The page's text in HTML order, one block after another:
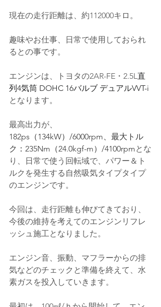
現在の走行距離は、約112000キロ。
趣味やお仕事、日常で使用しておられ
るとの事です。
エンジンは、トヨタの2AR-FE・2.5L直
列4気筒 DOHC 16バルブ デュアルVVT-i
となります。
最高出力が、
182ps（134kW）/6000rpm、最大トル
ク：235Nm（24.0kgf-m）/4100rpmとな
り、日常で使う回転域で、パワー＆ト
ルクを発生する自然吸気タイプタイプ
のエンジンです。
今回は、走行距離も伸びてきており、
今後の維持を考えてのエンジンリフレ
ッシュ施工となりました。
エンジン音、振動、マフラーからの排
気などのチェックと準備を終えて、水
素ガスを投入していきます。